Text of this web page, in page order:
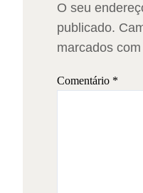
O seu
publicado.
marcados com
Comentário *